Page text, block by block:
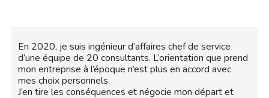
En 2020, je suis ingénieur d’affaires chef de service
d’une équipe de 20 consultants. L’orientation que prend
mon entreprise à l’époque n’est plus en accord avec
mes choix personnels.
J’en tire les conséquences et négocie mon départ et